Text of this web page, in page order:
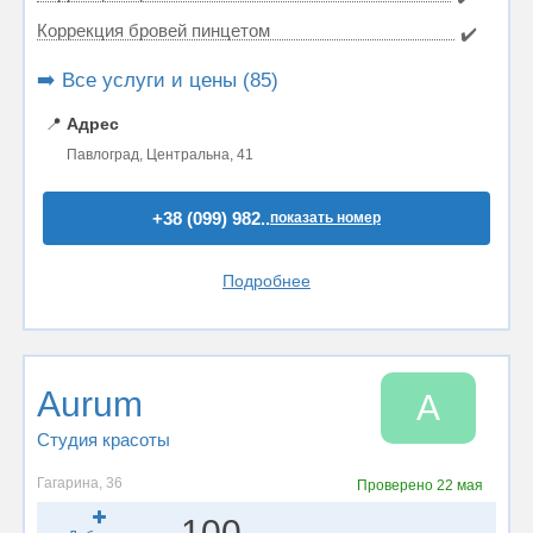
Коррекция бровей пинцетом
✔️
➡️ Все услуги и цены (85)
📍 Адрес
Павлоград, Центральна, 41
+38 (099) 982..показать номер
Подробнее
Aurum
Студия красоты
A
Гагарина, 36 Проверено 22 мая